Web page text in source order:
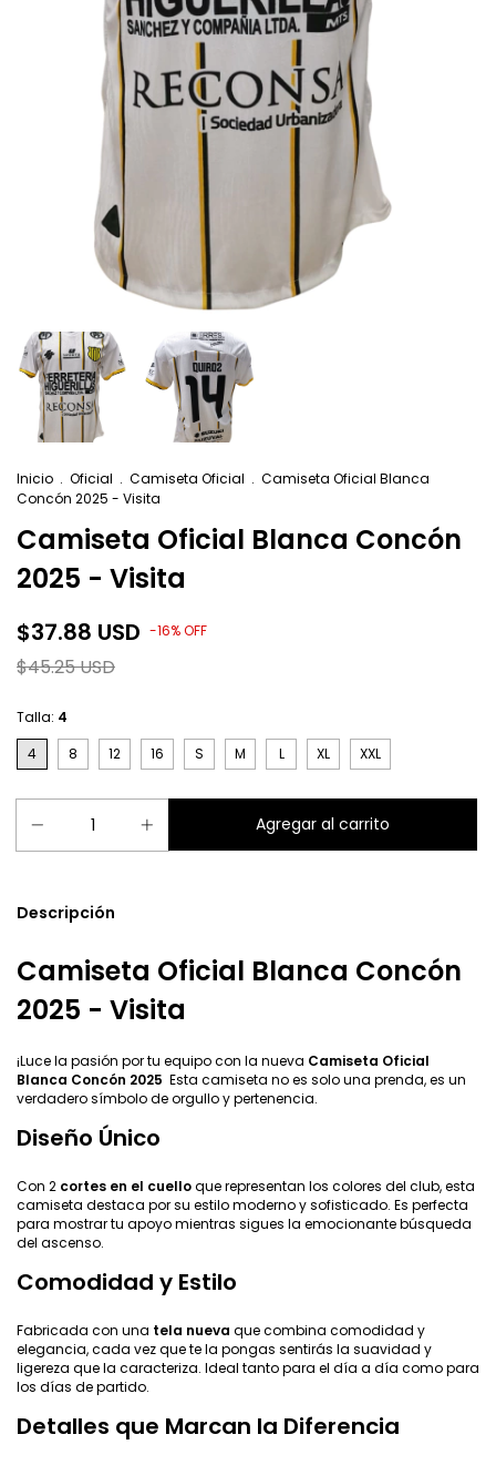
Inicio . Oficial . Camiseta Oficial . Camiseta Oficial Blanca
Concón 2025 - Visita
Camiseta Oficial Blanca Concón
2025 - Visita
$37.88 USD -16%OFF
$45.25 USD
Talla: 4
4
8 12 16 S M L XL XXL
Descripción
Camiseta Oficial Blanca Concón
2025 - Visita
¡Luce la pasión por tu equipo con la nueva Camiseta Oficial
Blanca Concón 2025 Esta camiseta no es solo una prenda, es un
verdadero símbolo de orgullo y pertenencia.
Diseño Único
Con 2 cortes en el cuelloque representan los colores del club, esta
camiseta destaca por su estilo moderno y sofisticado. Es perfecta
para mostrar tu apoyo mientras sigues la emocionante búsqueda
del ascenso.
Comodidad y Estilo
Fabricada con una tela nueva que combina comodidad y
elegancia, cada vez que te la pongas sentirás la suavidad y
ligereza que la caracteriza. Ideal tanto para el día a día como para
los días de partido.
Detalles que Marcan la Diferencia